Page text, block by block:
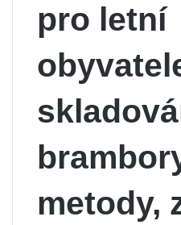
pro letní
metody,